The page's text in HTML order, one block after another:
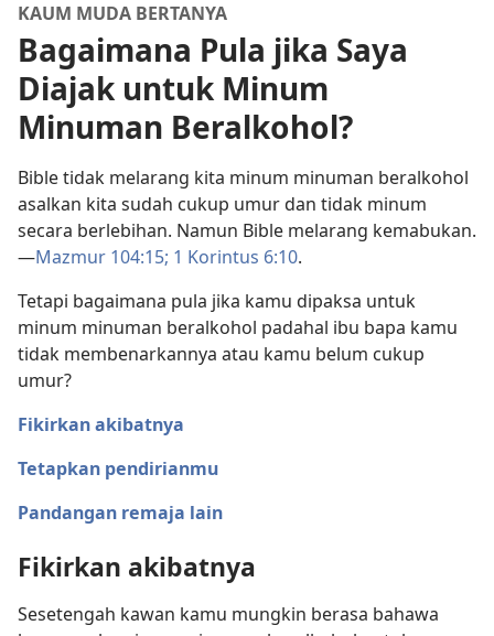
KAUM MUDA BERTANYA
Bagaimana Pula jika Saya
Diajak untuk Minum
Minuman Beralkohol?
Bible tidak melarang kita minum minuman beralkohol
asalkan kita sudah cukup umur dan tidak minum
secara berlebihan. Namun Bible melarang kemabukan.​
—Mazmur 104:15; 1 Korintus 6:​10.
Tetapi bagaimana pula jika kamu dipaksa untuk
minum minuman beralkohol padahal ibu bapa kamu
tidak membenarkannya atau kamu belum cukup
umur?
Fikirkan akibatnya
Tetapkan pendirianmu
Pandangan remaja lain
Fikirkan akibatnya
Sesetengah kawan kamu mungkin berasa bahawa